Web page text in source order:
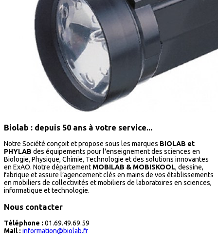
Biolab : depuis 50 ans à votre service...
Notre Société conçoit et propose sous les marques BIOLAB et
PHYLAB des équipements pour l'enseignement des sciences en
Biologie, Physique, Chimie, Technologie et des solutions innovantes
en ExAO. Notre département MOBILAB & MOBISKOOL, dessine,
fabrique et assure l’agencement clés en mains de vos établissements
en mobiliers de collectivités et mobiliers de laboratoires en sciences,
informatique et technologie.
Nous contacter
Téléphone : 01.69.49.69.59
Mail : information@biolab.fr